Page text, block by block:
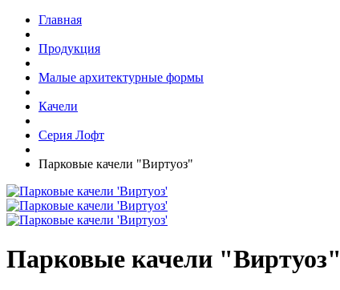
Главная
Продукция
Малые архитектурные формы
Качели
Серия Лофт
Парковые качели "Виртуоз"
Парковые качели "Виртуоз"